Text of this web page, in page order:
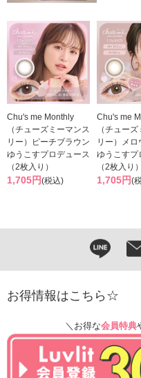
Chu's me Monthly
（チューズミーマンス
リー）ピーチブラウン
ゆうこすプロデュース
（2枚入り）
1,705円(税込)
Chu's me
（チュー
リー）メ
ゆうこすプ
（2枚入り）
1,705円(
お得情報はこちら☆
＼お得な会員特典